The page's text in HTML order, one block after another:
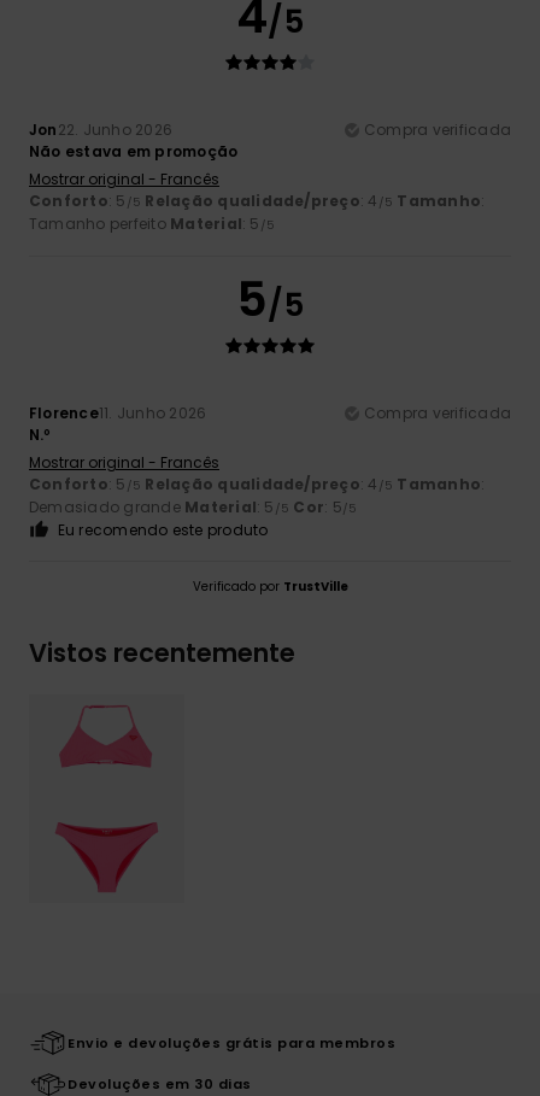
4/5
Jon22. Junho 2026
Compra verificada
Não estava em promoção
Mostrar original - Francês
Conforto: 5 /5 Relação qualidade/preço: 4 /5 Tamanho:
Tamanho perfeito Material: 5 /5
5/5
Florence11. Junho 2026
Compra verificada
N.º
Mostrar original - Francês
Conforto: 5 /5 Relação qualidade/preço: 4 /5 Tamanho:
Demasiado grande Material: 5 /5 Cor: 5/5
Eu recomendo este produto
Verificado por TrustVille
Vistos recentemente
Envio e devoluções grátis para membros
Devoluções em 30 dias